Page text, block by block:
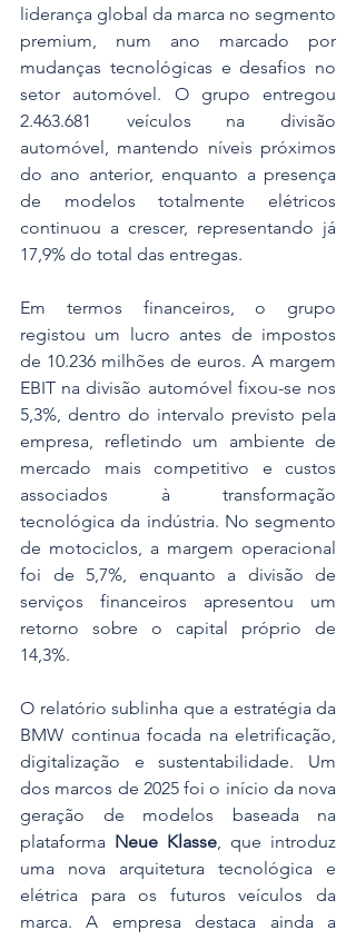
liderança global da marca no segmento
premium, num ano marcado por
mudanças tecnológicas e desafios no
setor automóvel. O grupo entregou
2.463.681 veículos na divisão
automóvel, mantendo níveis próximos
do ano anterior, enquanto a presença
de modelos totalmente elétricos
continuou a crescer, representando já
17,9% do total das entregas.
Em termos financeiros, o grupo
registou um lucro antes de impostos
de 10.236 milhões de euros. A margem
EBIT na divisão automóvel fixou-se nos
5,3%, dentro do intervalo previsto pela
empresa, refletindo um ambiente de
mercado mais competitivo e custos
associados à transformação
tecnológica da indústria. No segmento
de motociclos, a margem operacional
foi de 5,7%, enquanto a divisão de
serviços financeiros apresentou um
retorno sobre o capital próprio de
14,3%.
O relatório sublinha que a estratégia da
BMW continua focada na eletrificação,
digitalização e sustentabilidade. Um
dos marcos de 2025 foi o início da nova
geração de modelos baseada na
plataforma Neue Klasse, que introduz
uma nova arquitetura tecnológica e
elétrica para os futuros veículos da
marca. A empresa destaca ainda a